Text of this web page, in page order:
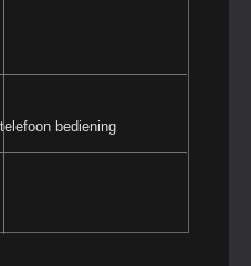
bediening